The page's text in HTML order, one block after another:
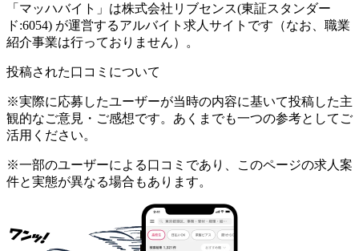
「マッハバイト」は株式会社リブセンス(東証スタンダー
ド:6054) が運営するアルバイト求人サイトです（なお、職業
紹介事業は行っておりません）。
投稿された口コミについて
※実際に応募したユーザーが当時の内容に基いて投稿した主
観的なご意見・ご感想です。あくまでも一つの参考としてご
活用ください。
※一部のユーザーによる口コミであり、このページの求人案
件と実態が異なる場合もあります。